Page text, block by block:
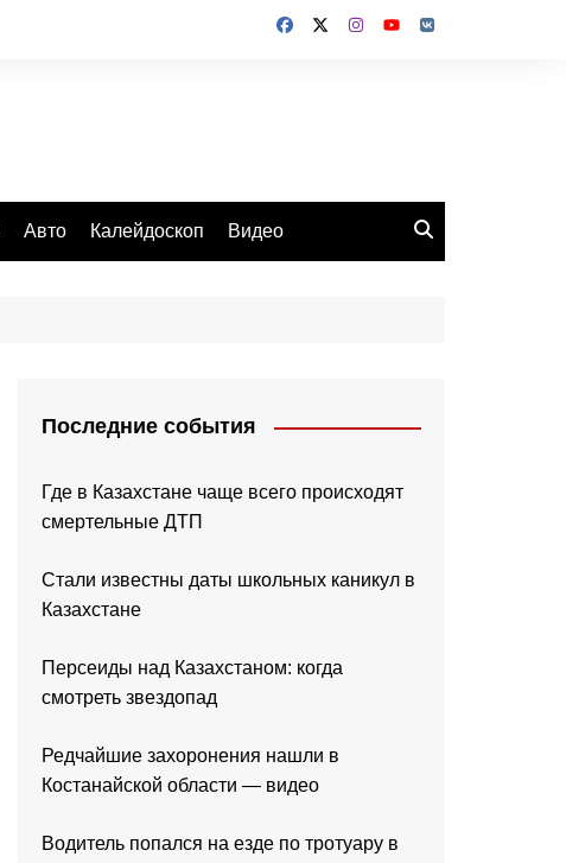
Авто Калейдоскоп Видео
Последние события
Где в Казахстане чаще всего происходят
смертельные ДТП
Стали известны даты школьных каникул в
Казахстане
Персеиды над Казахстаном: когда
смотреть звездопад
Редчайшие захоронения нашли в
Костанайской области — видео
Водитель попался на езде по тротуару в